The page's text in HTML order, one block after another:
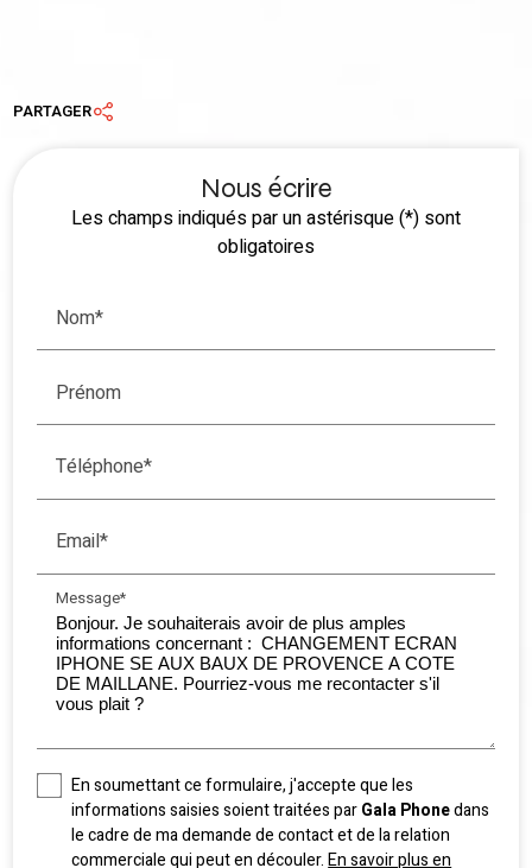
PARTAGER
Nous écrire
Les champs indiqués par un astérisque (*) sont
obligatoires
Nom*
Prénom
Téléphone*
Email*
Message*
En soumettant ce formulaire, j'accepte que les
informations saisies soient traitées parGala Phonedans
le cadre de ma demande de contact et de la relation
commerciale qui peut en découler.En savoir plus en